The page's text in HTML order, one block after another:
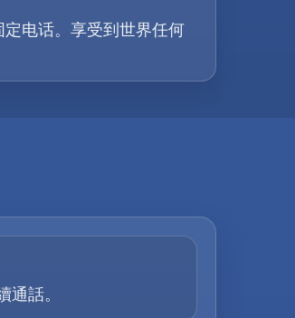
电话。享受到世界任何
話。